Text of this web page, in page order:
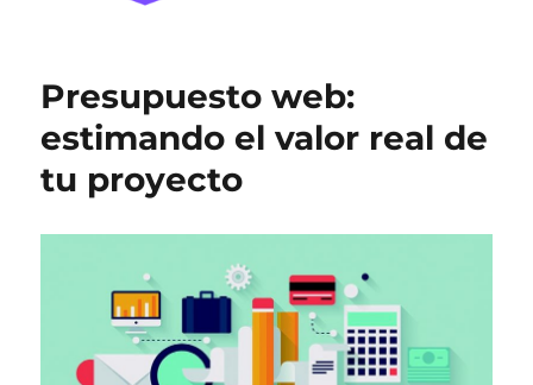
Presupuesto web:
estimando el valor real de
tu proyecto